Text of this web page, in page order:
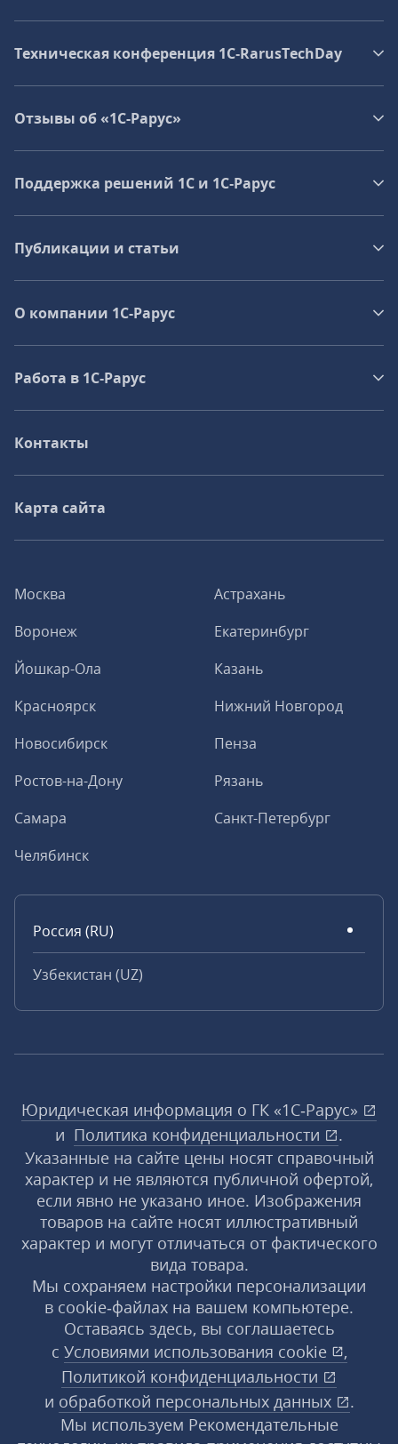
Москва
Астрахань
Воронеж
Екатеринбург
Йошкар-Ола
Казань
Красноярск
Нижний Новгород
Новосибирск
Пенза
Ростов-на-Дону
Рязань
Самара
Санкт-Петербург
Челябинск
Россия (RU)
Узбекистан (UZ)
Техническая конференция 1C‑RarusTechDay
Отзывы об «1С-Рарус»
Поддержка решений 1С и 1С‑Рарус
Публикации и статьи
О компании 1C-Рарус
Работа в 1С‑Рарус
Контакты
Карта сайта
Юридическая информация о ГК «1С‑Рарус»
и Политика конфиденциальности
.
Указанные на сайте цены носят справочный
характер и не являются публичной офертой,
если явно не указано иное. Изображения
товаров на сайте носят иллюстративный
характер и могут отличаться от фактического
вида товара.
Мы сохраняем настройки персонализации
в cookie‑файлах на вашем компьютере.
Оставаясь здесь, вы соглашаетесь
с Условиями использования cookie
,
Политикой конфиденциальности
и обработкой персональных данных
.
Мы используем Рекомендательные